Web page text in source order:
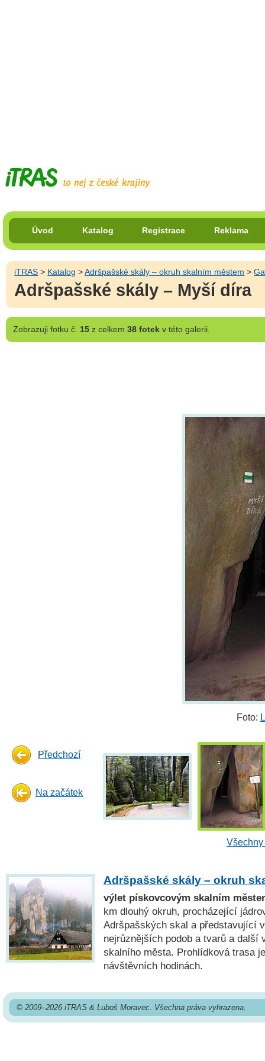
Úvod Katalog Registrace Reklama
iTRAS > Katalog >Adršpašské skály – okruh skalním městem >
Adršpašské skály – Myší díra
Zobrazujifotku č. 15z celkem 38 fotekv této galerii.
Foto:
Předchozí
Na začátek
Adršpašské skály – okruh
výlet pískovcovým skalním
km dlouhý okruh, procházející
Adršpašských skal a představující
nejrůznějších podob a tvarů a další
skalního města. Prohlídková trasa
návštěvních hodinách.
© 2009–2026 iTRAS & Luboš Moravec. Všechna práva vyhrazena.